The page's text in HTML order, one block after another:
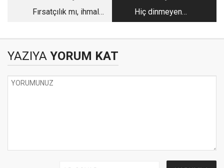
Fırsatçılık mı, ihmal
Hiç dinmeyen
gözyaşları
YAZIYA YORUM KAT